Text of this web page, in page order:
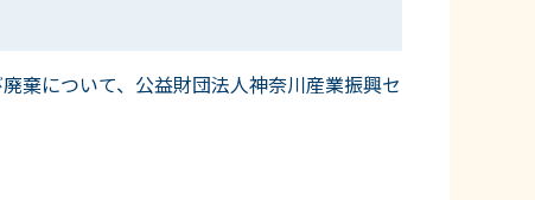
棄について、公益財団法人神奈川産業振興セ